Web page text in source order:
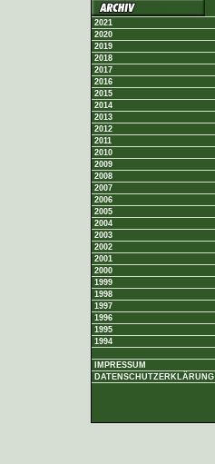
2021
2020
2019
2018
2017
2016
2015
2014
2013
2012
2011
2010
2009
2008
2007
2006
2005
2004
2003
2002
2001
2000
1999
1998
1997
1996
1995
1994
IMPRESSUM
DATENSCHUTZERKLÄRUNG